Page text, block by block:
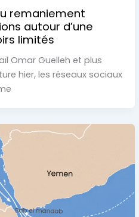
remaniement
autour d’une
limités
Omar Guelleh et plus
hier, les réseaux sociaux